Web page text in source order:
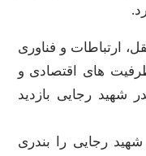
ارتباطات و فناوری
های اقتصادی و
شهید رجایی بازدید
شهید رجایی را بندری